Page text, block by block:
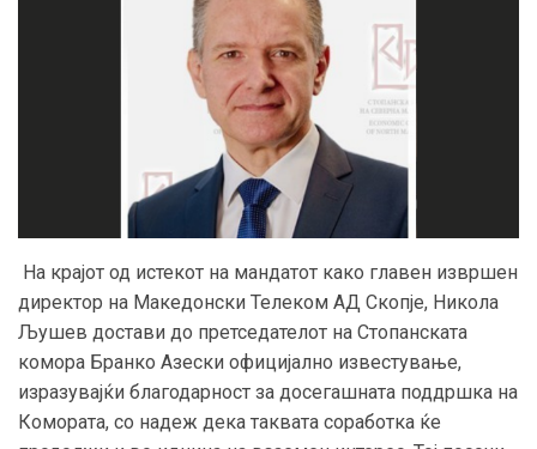
На крајот од истекот на мандатот како главен извршен
директор на Македонски Телеком АД Скопје, Никола
Љушев достави до претседателот на Стопанската
комора Бранко Азески официјално известување,
изразувајќи благодарност за досегашната поддршка на
Комората, со надеж дека таквата соработка ќе